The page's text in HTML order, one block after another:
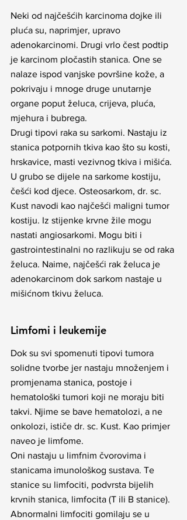
Neki od najčešćih karcinoma dojke ili
pluća su, naprimjer, upravo
adenokarcinomi. Drugi vrlo čest podtip
je karcinom pločastih stanica. One se
nalaze ispod vanjske površine kože, a
pokrivaju i mnoge druge unutarnje
organe poput želuca, crijeva, pluća,
mjehura i bubrega.
Drugi tipovi raka su sarkomi. Nastaju iz
stanica potpornih tkiva kao što su kosti,
hrskavice, masti vezivnog tkiva i mišića.
U grubo se dijele na sarkome kostiju,
češći kod djece. Osteosarkom, dr. sc.
Kust navodi kao najčešći maligni tumor
kostiju. Iz stijenke krvne žile mogu
nastati angiosarkomi. Mogu biti i
gastrointestinalni no razlikuju se od raka
želuca. Naime, najčešći rak želuca je
adenokarcinom dok sarkom nastaje u
mišićnom tkivu želuca.
Limfomi i leukemije
Dok su svi spomenuti tipovi tumora
solidne tvorbe jer nastaju množenjem i
promjenama stanica, postoje i
hematološki tumori koji ne moraju biti
takvi. Njime se bave hematolozi, a ne
onkolozi, ističe dr. sc. Kust. Kao primjer
naveo je limfome.
Oni nastaju u limfnim čvorovima i
stanicama imunološkog sustava. Te
stanice su limfociti, podvrsta bijelih
krvnih stanica, limfocita (T ili B stanice).
Abnormalni limfociti gomilaju se u